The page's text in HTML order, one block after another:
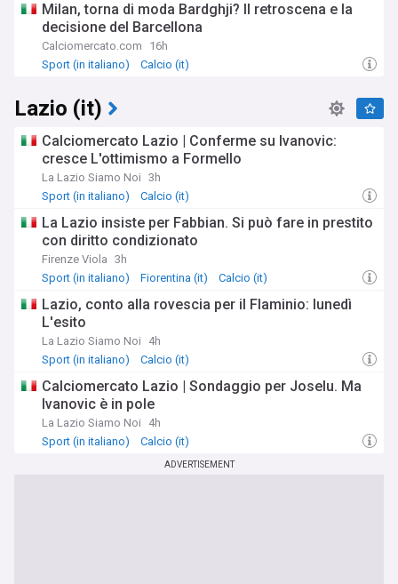
Milan, torna di moda Bardghji? Il retroscena e la
decisione del Barcellona
Calciomercato.com
16h
Sport (in italiano)
Calcio (it)
Lazio (it)
Calciomercato Lazio | Conferme su Ivanovic:
cresce L'ottimismo a Formello
La Lazio Siamo Noi 3h
Sport (in italiano)
Calcio (it)
La Lazio insiste per Fabbian. Si può fare in prestito
con diritto condizionato
Firenze Viola 3h
Sport (in italiano)
Fiorentina (it) Calcio (it)
Lazio, conto alla rovescia per il Flaminio: lunedì
L'esito
La Lazio Siamo Noi
4h
Sport (in italiano)
Calcio (it)
Calciomercato Lazio | Sondaggio per Joselu. Ma
Ivanovic è in pole
La Lazio Siamo Noi
4h
Sport (in italiano)
Calcio (it)
ADVERTISEMENT